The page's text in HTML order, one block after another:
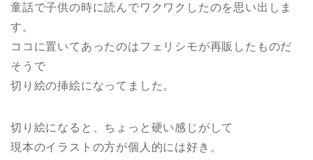
童話で子供の時に読んでワクワクしたのを思い出しま
す。
ココに置いてあったのはフェリシモが再販したものだ
そうで
切り絵の挿絵になってました。
切り絵になると、ちょっと硬い感じがして
現本のイラストの方が個人的には好き。